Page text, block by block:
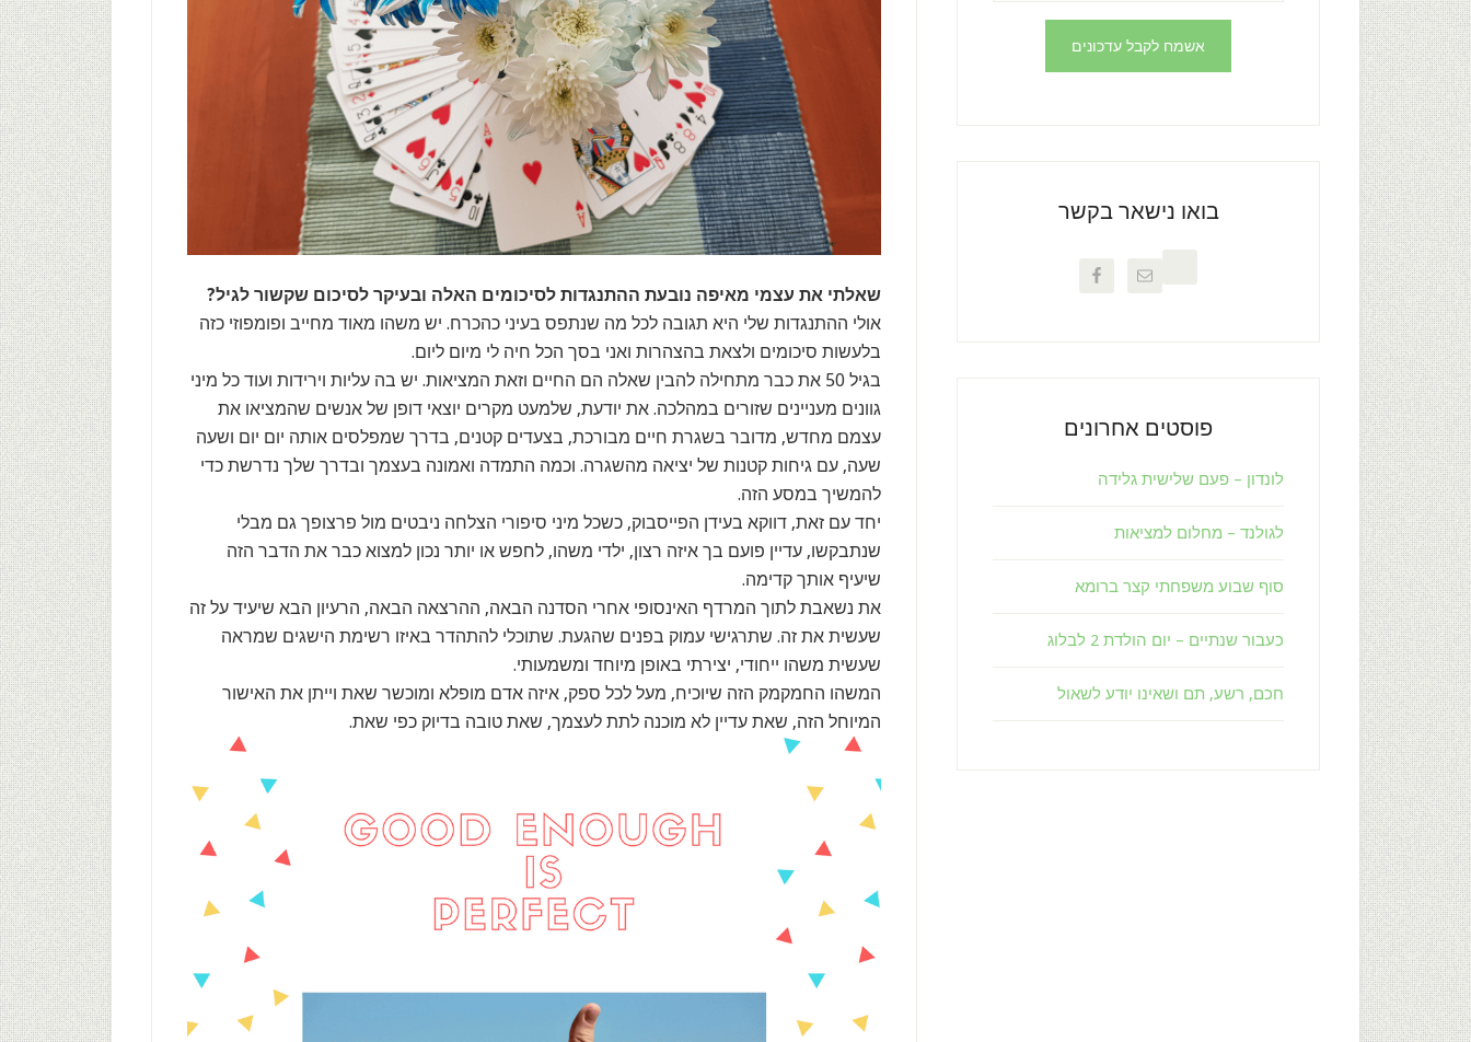
שאלתי את עצמי מאיפה נובעת ההתנגדות לסיכומים האלה ובעיקר לסיכום שקשור לגיל?
אולי ההתנגדות שלי היא תגובה לכל מה שנתפס בעיני כהכרח. יש משהו מאוד מחייב ופומפוזי כזה
בלעשות סיכומים ולצאת בהצהרות ואני בסך הכל חיה לי מיום ליום.
בגיל 50 את כבר מתחילה להבין שאלה הם החיים וזאת המציאות. יש בה עליות וירידות ועוד כל מיני
גוונים מעניינים שזורים במהלכה. את יודעת, שלמעט מקרים יוצאי דופן של אנשים שהמציאו את
עצמם מחדש, מדובר בשגרת חיים מבורכת, בצעדים קטנים, בדרך שמפלסים אותה יום יום ושעה
שעה, עם גיחות קטנות של יציאה מהשגרה. וכמה התמדה ואמונה בעצמך ובדרך שלך נדרשת כדי
להמשיך במסע הזה.
יחד עם זאת, דווקא בעידן הפייסבוק, כשכל מיני סיפורי הצלחה ניבטים מול פרצופך גם מבלי
שנתבקשו, עדיין פועם בך איזה רצון, ילדי משהו, לחפש או יותר נכון למצוא כבר את הדבר הזה
שיעיף אותך קדימה.
את נשאבת לתוך המרדף האינסופי אחרי הסדנה הבאה, ההרצאה הבאה, הרעיון הבא שיעיד על זה
שעשית את זה. שתרגישי עמוק בפנים שהגעת. שתוכלי להתהדר באיזו רשימת הישגים שמראה
שעשית משהו ייחודי, יצירתי באופן מיוחד ומשמעותי.
המשהו החמקמק הזה שיוכיח, מעל לכל ספק, איזה אדם מופלא ומוכשר שאת וייתן את האישור
המיוחל הזה, שאת עדיין לא מוכנה לתת לעצמך, שאת טובה בדיוק כפי שאת.
בואו נישאר בקשר
פוסטים אחרונים
לונדון – פעם שלישית גלידה
לגולנד – מחלום למציאות
סוף שבוע משפחתי קצר ברומא
כעבור שנתיים – יום הולדת 2 לבלוג
חכם, רשע, תם ושאינו יודע לשאול